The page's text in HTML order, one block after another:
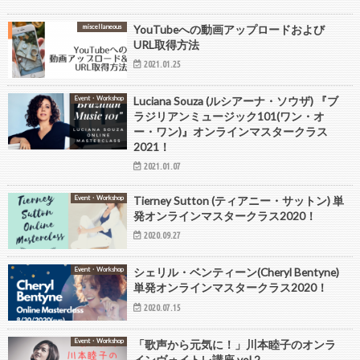
miscellaneous
YouTubeへの動画アップロードおよび
URL取得方法
2021.01.25
Event・Workshop
Luciana Souza (ルシアーナ・ソウザ) 『ブ
ラジリアンミュージック101(ワン・オ
ー・ワン)』オンラインマスタークラス
2021！
2021.01.07
Event・Workshop
Tierney Sutton (ティアニー・サットン) 単
発オンラインマスタークラス2020！
2020.09.27
Event・Workshop
シェリル・ベンティーン(Cheryl Bentyne)
単発オンラインマスタークラス2020！
2020.07.15
Event・Workshop
「歌声から元気に！」川本睦子のオンラ